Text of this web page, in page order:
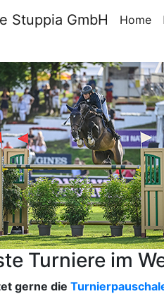
Stuppia GmbH Home
Turniere im
gerne die